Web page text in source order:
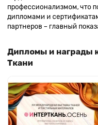
профессионализмом, что
дипломами и
партнеров – главный
Дипломы и награды
Ткани